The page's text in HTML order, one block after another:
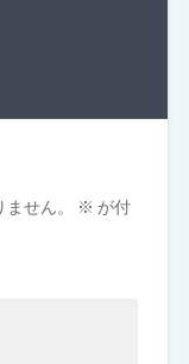
せん。 ※ が付